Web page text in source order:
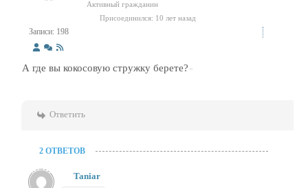
Записи: 198
Активный гражданин
Присоединился: 10 лет назад
А где вы кокосовую стружку берете?
Ответить
2 ОТВЕТОВ
Taniar